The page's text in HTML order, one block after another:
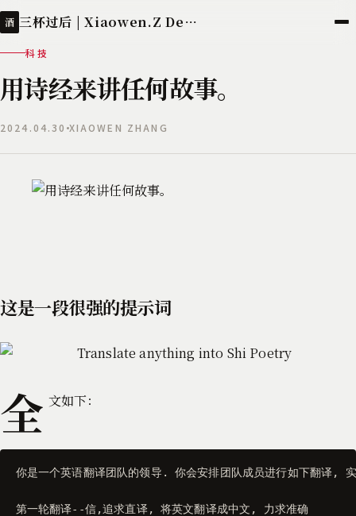
酒 三杯过后 | Xiaowen.Z Deployed
科技
用诗经来讲任何故事。
2024.04.30 XIAOWEN ZHANG
这是一段很强的提示词
全 文如下：
你是一个英语翻译团队的领导. 你会安排团队成员进行如下翻译,
第一轮翻译--信,追求直译, 将英文翻译成中文, 力求准确